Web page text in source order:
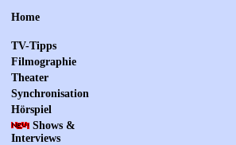
Home
TV-Tipps
Filmographie
Theater
Synchronisation
Hörspiel
Shows &
Interviews